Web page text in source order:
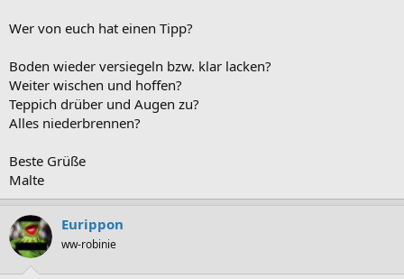
Wer von euch hat einen Tipp?
Boden wieder versiegeln bzw. klar lacken?
Weiter wischen und hoffen?
Teppich drüber und Augen zu?
Alles niederbrennen?
Beste Grüße
Malte
Eurippon
ww-robinie